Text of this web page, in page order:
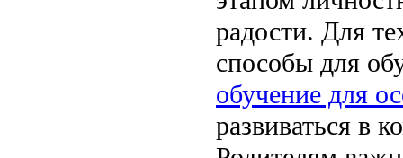
радости. Для
способы для
обучение для
развиваться в